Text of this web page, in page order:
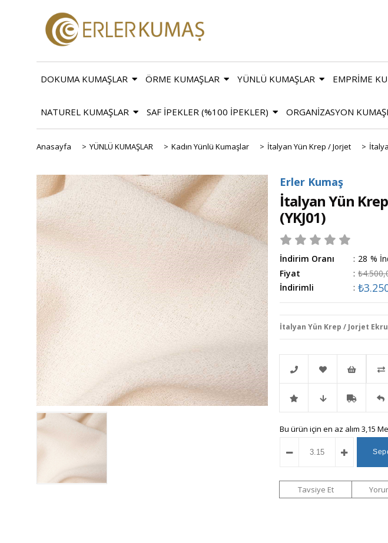
DOKUMA KUMAŞLAR ÖRME KUMAŞLAR YÜNLÜ KUMAŞLAR EMPRİME
NATUREL KUMAŞLAR SAF İPEKLER (%100 İPEKLER) ORGANİZASYON
Anasayfa > YÜNLÜ KUMAŞLAR > Kadın Yünlü Kumaşlar > İtalyan Yün Krep / Jorjet >
Erler Kumaş
İtalyan Yün
(YKJ01)
İndirim Oranı : %
28
Fiyat
:
İndirimli
:
İtalyan Yün Krep / Jorjet Ekru
Telefonla
Sipariş
Favorilere
Ekle
İstek
Listeme
Ekle
İndirimli Fiyat
Düşünce
Haber
Kargo
Bedava
Ver
Bu ürün için en az alım 3,15
Tavsiye Et